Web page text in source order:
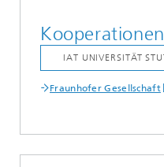
Kooperationen
Fraunhofer Gesellschaft